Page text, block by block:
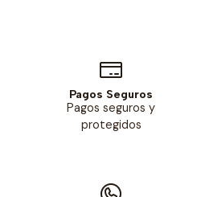
Pagos Seguros
Pagos seguros y
protegidos